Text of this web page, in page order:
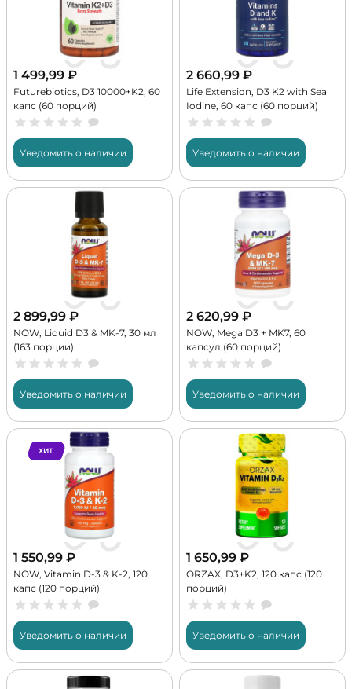
1 499,99 ₽
Futurebiotics, D3 10000+K2, 60
капс (60 порций)
Уведомить о наличии
2 660,99 ₽
Life Extension, D3 K2 with Sea
Iodine, 60 капс (60 порций)
Уведомить о наличии
2 899,99 ₽
NOW, Liquid D3 & MK-7, 30 мл
(163 порции)
Уведомить о наличии
2 620,99 ₽
NOW, Mega D3 + MK7, 60
капсул (60 порций)
Уведомить о наличии
ХИТ
1 550,99 ₽
NOW, Vitamin D-3 & K-2, 120
капс (120 порций)
Уведомить о наличии
1 650,99 ₽
ORZAX, D3+K2, 120 капс (120
порций)
Уведомить о наличии